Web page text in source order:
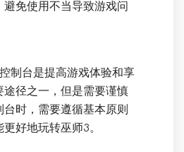
免使用不当导致游戏问
制台是提高游戏体验和享
途径之一，但是需要谨慎
时，需要遵循基本原则
好地玩转巫师3。